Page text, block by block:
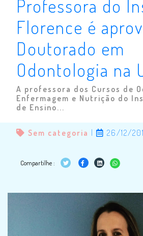
Professora do
Florence é
Doutorado em
Odontologia na
A professora dos Cursos de
Enfermagem e Nutrição do
de Ensino...
Sem categoria 26/12/
Compartilhe :